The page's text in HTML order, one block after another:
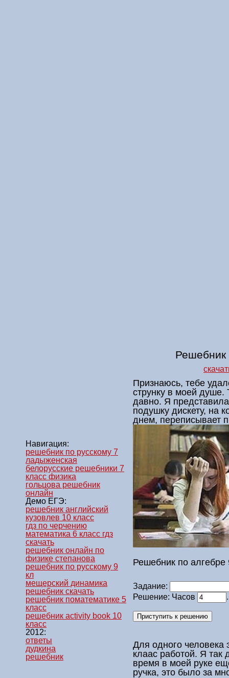
Решебник
Навигация:
решебник по русскому 7
ладыженская
белорусские решебники 7
класс физика
гольцова решебник
онлайн
Демо ЕГЭ:
решебник английский
кузовлев 10 класс
гдз по черчению
математика 6 класс гдз
скачать
решебник онлайн по
физике степанова
решебник по русскому 9
кл
мещерский динамика
решебник скачать
решебник поматематике 5
класс
решебник activity book 10
класс
2012:
ответы
дудкина
решебник
Признаюсь, тебе
струнку в моей душе.
давно. Я
подушку дискету, на
днем, переписывает
Решебник по алгебре
Задание:
Решение: Часов
Для одного человека
клаас работой. Я так
время в моей руке
ручка, это было за